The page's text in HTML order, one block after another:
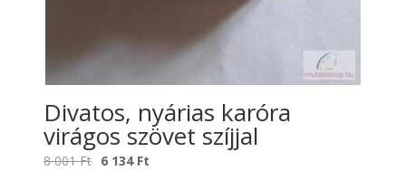
Divatos, nyárias karóra
virágos szövet szíjjal
8 001Ft Original
6 134 Ft